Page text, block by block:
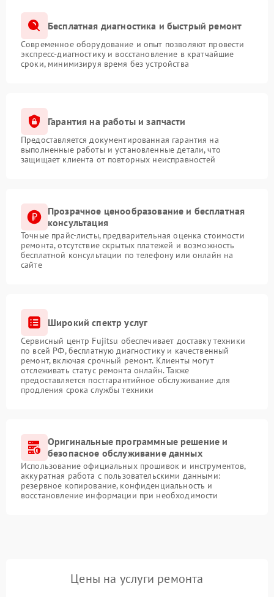
Бесплатная диагностика и быстрый ремонт
Современное оборудование и опыт позволяют провести
экспресс-диагностику и восстановление в кратчайшие
сроки, минимизируя время без устройства
Гарантия на работы и запчасти
Предоставляется документированная гарантия на
выполненные работы и установленные детали, что
защищает клиента от повторных неисправностей
Прозрачное ценообразование и бесплатная
консультация
Точные прайс-листы, предварительная оценка стоимости
ремонта, отсутствие скрытых платежей и возможность
бесплатной консультации по телефону или онлайн на
сайте
Широкий спектр услуг
Сервисный центр Fujitsu обеспечивает доставку техники
по всей РФ, бесплатную диагностику и качественный
ремонт, включая срочный ремонт. Клиенты могут
отслеживать статус ремонта онлайн. Также
предоставляется постгарантийное обслуживание для
продления срока службы техники
Оригинальные программные решение и
безопасное обслуживание данных
Использование официальных прошивок и инструментов,
аккуратная работа с пользовательскими данными:
резервное копирование, конфиденциальность и
восстановление информации при необходимости
Цены на услуги ремонта